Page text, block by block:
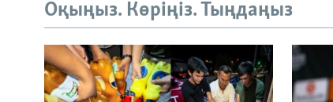
Оқыңыз. Көріңіз. Тыңдаңыз